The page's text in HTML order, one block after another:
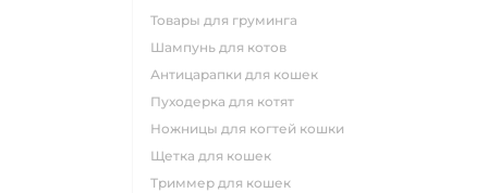
товары для груминга
шампунь для котов
антицарапки для кошек
пуходерка для котят
ножницы для когтей кошки
щетка для кошек
триммер для кошек